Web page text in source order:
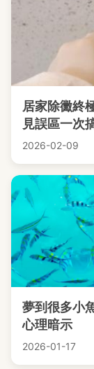
居家除黴終
見誤區一次
2026-02-09
夢到很多小
心理暗示
2026-01-17